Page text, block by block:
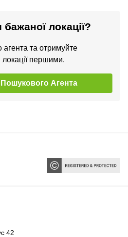
локації?
агента та отримуйте
першими.
Агента
42